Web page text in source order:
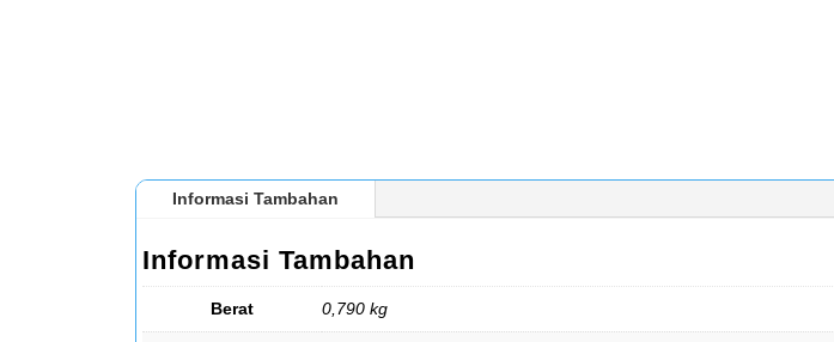
Informasi Tambahan
Informasi Tambahan
Berat 0,790 kg